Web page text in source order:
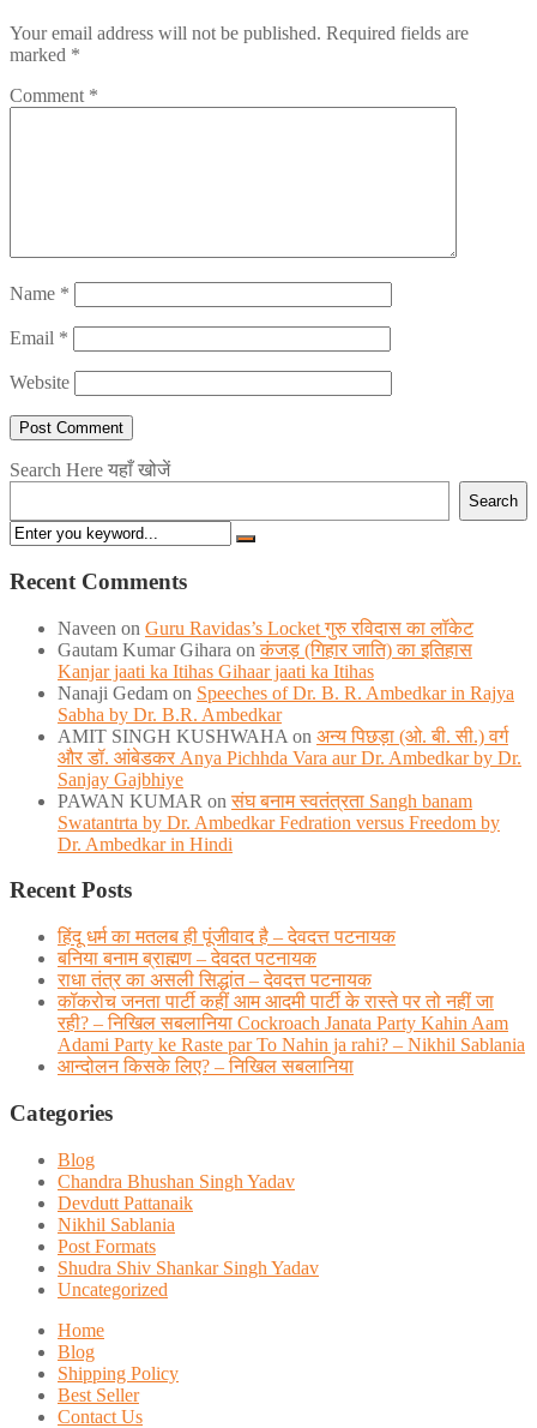
Your email address will not be published. Required fields are
marked *
Comment *
Name *
Email *
Website
Search Here यहाँ खोजें
Search
Recent Comments
Naveen on Guru Ravidas’s Locket गुरु रविदास का लॉकेट
Gautam Kumar Gihara onकंजड़ (गिहार जाति) का इतिहास
Kanjar jaati ka Itihas Gihaar jaati ka Itihas
Nanaji Gedam on Speeches of Dr. B. R. Ambedkar in Rajya
Sabha by Dr. B.R. Ambedkar
AMIT SINGH KUSHWAHA on अन्य पिछड़ा (ओ. बी. सी.) वर्ग
और डॉ. आंबेडकर Anya Pichhda Vara aur Dr. Ambedkar by Dr.
Sanjay Gajbhiye
PAWAN KUMAR onसंघ बनाम स्वतंत्रता Sangh banam
Swatantrta by Dr. Ambedkar Fedration versus Freedom by
Dr. Ambedkar in Hindi
Recent Posts
हिंदू धर्म का मतलब ही पूंजीवाद है – देवदत्त पटनायक
बनिया बनाम ब्राह्मण – देवदत पटनायक
राधा तंत्र का असली सिद्धांत – देवदत्त पटनायक
कॉकरोच जनता पार्टी कहीं आम आदमी पार्टी के रास्ते पर तो नहीं जा
रही? – निखिल सबलानिया Cockroach Janata Party Kahin Aam
Adami Party ke Raste par To Nahin ja rahi? – Nikhil Sablania
आन्दोलन किसके लिए? – निखिल सबलानिया
Categories
Blog
Chandra Bhushan Singh Yadav
Devdutt Pattanaik
Nikhil Sablania
Post Formats
Shudra Shiv Shankar Singh Yadav
Uncategorized
Home
Blog
Shipping Policy
Best Seller
Contact Us